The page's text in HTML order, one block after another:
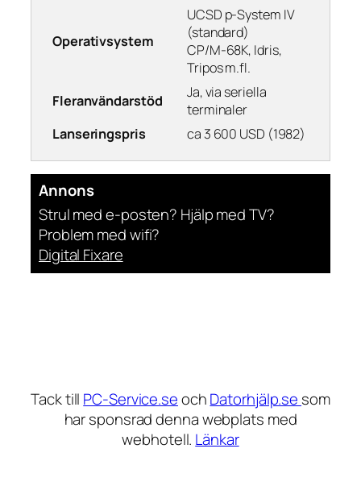
Operativsystem
UCSD p-System IV
(standard)
CP/M-68K, Idris,
Tripos m.fl.
Fleranvändarstöd
Ja, via seriella
terminaler
Lanseringspris
ca 3 600 USD (1982)
Annons
Strul med e-posten? Hjälp med TV?
Problem med wifi?
Digital Fixare
Tack till PC-Service.seochDatorhjälp.se som
har sponsrad denna webplats med
webhotell. Länkar